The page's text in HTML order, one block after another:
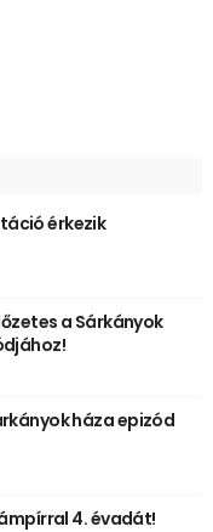
érkezik
a Sárkányok
háza epizód
4. évadát!